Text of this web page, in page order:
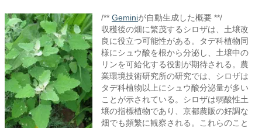
/** Geminiが自動生成した概要 **/
収穫後の畑に繁茂するシロザは、土壌改
良に役立つ可能性がある。タデ科植物同
様にシュウ酸を根から分泌し、土壌中の
リンを可給化する役割が期待される。農
業環境技術研究所の研究では、シロザは
タデ科植物以上にシュウ酸分泌量が多い
ことが示されている。シロザは弱酸性土
壌の指標植物であり、京都農販の好調な
畑でも頻繁に観察される。これらのこと